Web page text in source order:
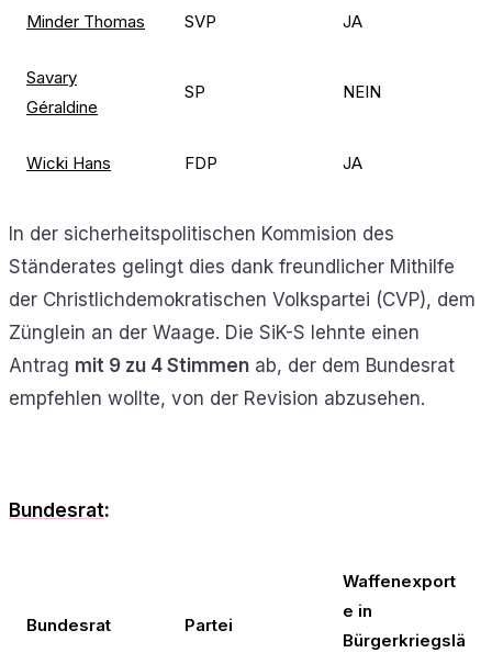
Minder Thomas SVP JA
Savary
Géraldine
SP NEIN
Wicki Hans FDP JA
In der sicherheitspolitischen Kommision des
Ständerates gelingt dies dank freundlicher Mithilfe
der Christlichdemokratischen Volkspartei (CVP), dem
Zünglein an der Waage. Die SiK-S lehnte einen
Antrag mit 9 zu 4 Stimmen ab, der dem Bundesrat
empfehlen wollte, von der Revision abzusehen.
Bundesrat:
Bundesrat Partei
Waffenexport
e in
Bürgerkriegslä